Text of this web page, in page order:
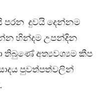
පරන දුවයි දෙන්නම
හින්දම උපන්දින
තිබුණේ අත්‍යවශ්‍යම කීප
පුවත්පත්වලින්